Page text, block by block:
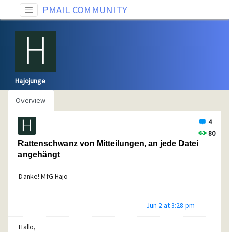
PMAIL COMMUNITY
Hajojunge
Overview
4
80
Rattenschwanz von Mitteilungen, an jede Datei
angehängt
Danke! MfG Hajo
Jun 2 at 3:28 pm
Hallo,